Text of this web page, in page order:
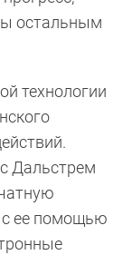
остальным
технологии
Дальстрем
с ее помощью